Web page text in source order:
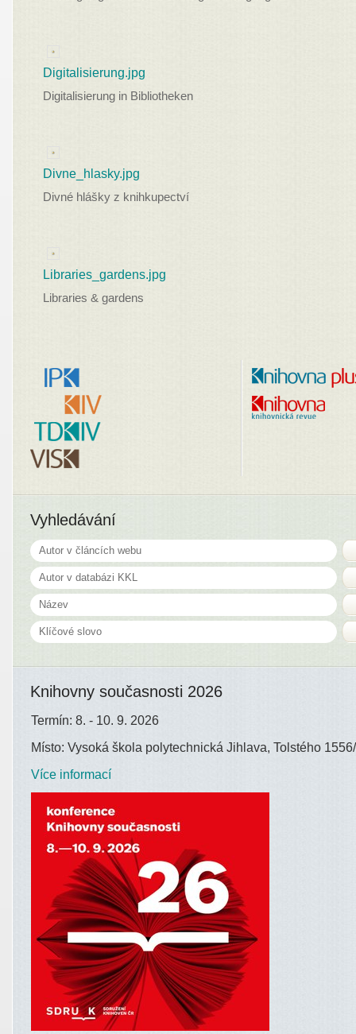
Digitalisierung.jpg
Digitalisierung in Bibliotheken
Divne_hlasky.jpg
Divné hlášky z knihkupectví
Libraries_gardens.jpg
Libraries & gardens
Vyhledávání
Knihovny současnosti 2026
Termín: 8. - 10. 9. 2026
Místo: Vysoká škola polytechnická Jihlava, Tolstého
Více informací